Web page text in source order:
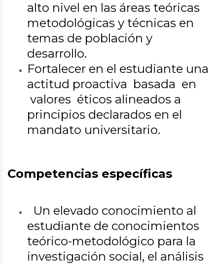
alto nivel en las áreas teóricas
metodológicas y técnicas en
temas de población y
desarrollo.
Fortalecer en el estudiante una
actitud proactiva basada en
valores éticos alineados a
principios declarados en el
mandato universitario.
Competencias específicas
Un elevado conocimiento al
estudiante de conocimientos
teórico-metodológico para la
investigación social, el análisis